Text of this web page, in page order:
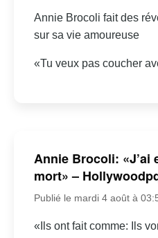
Annie Brocoli fait des
sur sa vie amoureuse
«Tu veux pas coucher
Annie Brocoli: «J’ai
mort» –
Publié le mardi 4 août à
«Ils ont fait comme: Ils